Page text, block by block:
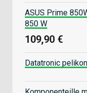
ASUS Prime
850 W
109,90 €
Datatronic